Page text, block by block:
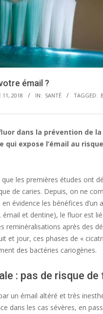
émail ?
11, 2018 IN: SANTÉ TAGGED:
dans la prévention de
qui expose l’émail au
que les premières études ont
de caries. Depuis, on ne
évidence les bénéfices
émail et dentine), le fluor est
reminéralisations après des
et jour, ces phases de «
des bactéries cariogènes.
: pas de risque
un émail altéré et très
dans les cas sévères, en